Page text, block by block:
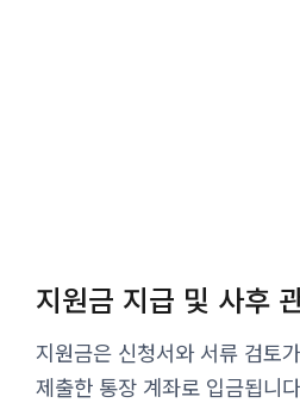
지원금 지급 및 사후
지원금은 신청서와 서류 검토
제출한 통장 계좌로 입금됩니